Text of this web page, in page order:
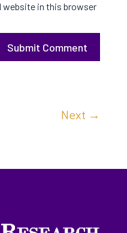
website in this browser
Submit Comment
Next →